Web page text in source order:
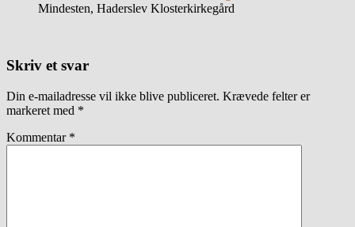
Mindesten, Haderslev Klosterkirkegård
Skriv et svar
Din e-mailadresse vil ikke blive publiceret. Krævede felter er
markeret med *
Kommentar *